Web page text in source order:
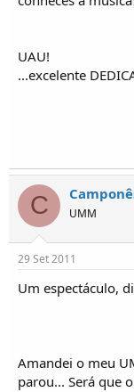
UAU!
...excelente
C UMM
29 Set 2011
Um espectáculo,
Amandei o meu
parou... Será que